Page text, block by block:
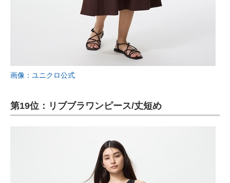
画像：ユニクロ公式
第19位：リブブラワンピース/丈短め